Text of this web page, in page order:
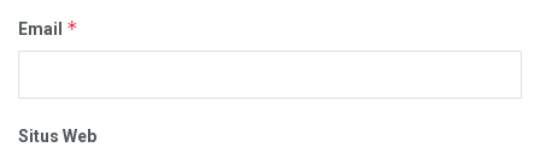
Email *
Situs Web